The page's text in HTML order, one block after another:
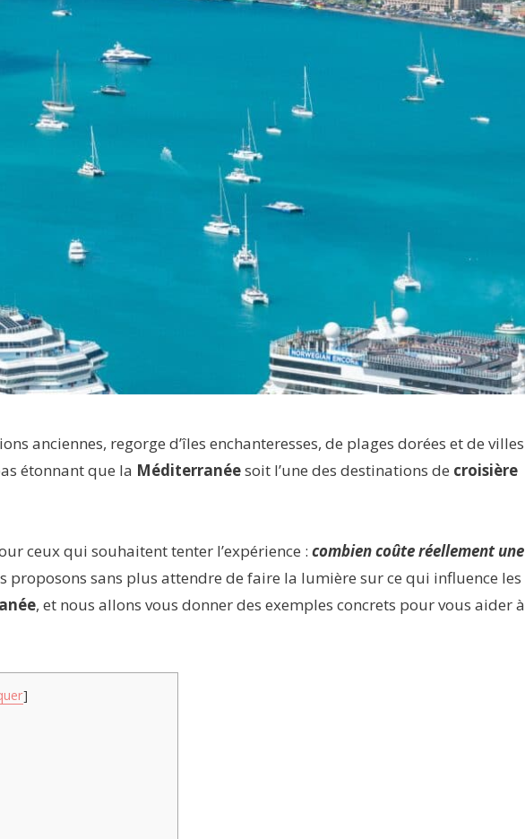
anciennes, regorge d’îles enchanteresses, de plages dorées et de villes
étonnant que la Méditerranéesoit l’une des destinations de croisière
ceux qui souhaitent tenter l’expérience : combien coûte réellement une
proposons sans plus attendre de faire la lumière sur ce qui influence les
, et nous allons vous donner des exemples concrets pour vous aider à
]